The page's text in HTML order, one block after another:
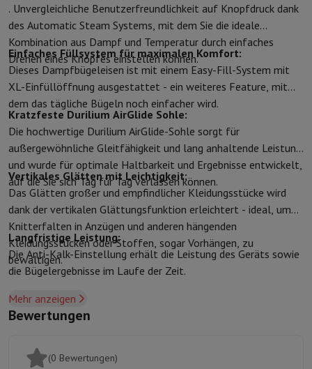
PeripheriegerätPC-BildschirmTastaturMausPC-Headsets
Arbeitsspeicher & SpeicherFestplatteSolid State Drive (SSD)
SoftwareOperating systemAndere
ZubehörBezüge, Taschen & PacktaschenTablet Hüllen
Fernsehen & Audio
FernseherAlle FernseherFernseher SamsungTV LGTV SonyTV
Periphere GeräteHeimkinoSoundbarDVD- & Blu-ray-Player
Lautsprecher Kabellose Lautsprecher Hi-Fi-Lautsprecher
Kopfhörer & Ohrhörer Alle Kopfhörer Apple AirPods
In-Ear
Unterwegs Tragbarer DVD-Player Tragbarer CD-Player
Heim-Audio Hifi-AnlageVerstärkerPlattenspieler
Halterungen Alle Medien TV-MöbelTV-StänderStänder für
ZubehörAudio- & VideokabelAudio ZubehörTV-Zubehör
Fotografie & Video
DigitalkameraSpiegelreflexkameraHybrid-KameraHigh Zoom-
Beliebte MarkenNikon KameraSony Kamera
SofortbildkamerasInstax-Kamera Fotopapier instax
GoPro
GoPro-Kameras
VideoAction CamCamcorder
Zubehör für Spiegelreflexkameras
Schutz- & Transporttaschen
. Unvergleichliche Benutzerfreundlichkeit auf Knopfdruck dank
des Automatic Steam Systems, mit dem Sie die ideale
Kombination aus Dampf und Temperatur durch einfaches
Drehen eines Knopfes einstellen können.
Einfaches Füllsystem für maximalen Komfort:
Dieses Dampfbügeleisen ist mit einem Easy-Fill-System mit
XL-Einfüllöffnung ausgestattet - ein weiteres Feature, mit
dem das tägliche Bügeln noch einfacher wird.
Kratzfeste Durilium AirGlide Sohle:
Die hochwertige Durilium AirGlide-Sohle sorgt für
außergewöhnliche Gleitfähigkeit und lang anhaltende Leistung
und wurde für optimale Haltbarkeit und Ergebnisse entwickelt,
auf die Sie sich Tag für Tag verlassen können.
Vertikales Glätten mit Leichtigkeit:
Das Glätten großer und empfindlicher Kleidungsstücke wird
dank der vertikalen Glättungsfunktion erleichtert - ideal, um
Knitterfalten in Anzügen und anderen hängenden
Kleidungsstücken oder Stoffen, sogar Vorhängen, zu
bewältigen.
Langfristige Leistung:
Die Anti-Kalk-Einstellung erhält die Leistung des Geräts sowie
die Bügelergebnisse im Laufe der Zeit.
Mehr anzeigen
Bewertungen
(0 Bewertungen)